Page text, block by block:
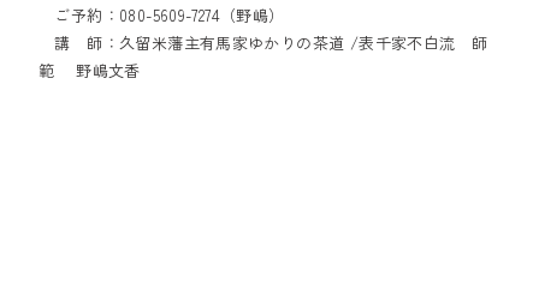
ご予約：080-5609-7274（野嶋）
講 師：久留米藩主有馬家ゆかりの茶道 /表千家不白流 師
範 野嶋文香